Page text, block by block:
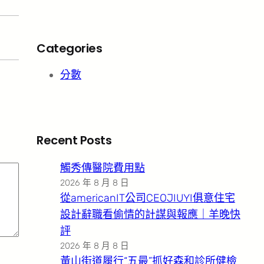
Categories
分數
Recent Posts
觸秀傳醫院費用點
2026 年 8 月 8 日
從americanIT公司CEOJIUYI俱意住宅
設計辭職看偷情的計謀與報應｜羊晚快
評
2026 年 8 月 8 日
黃山街道履行“五最”抓好森和診所健檢